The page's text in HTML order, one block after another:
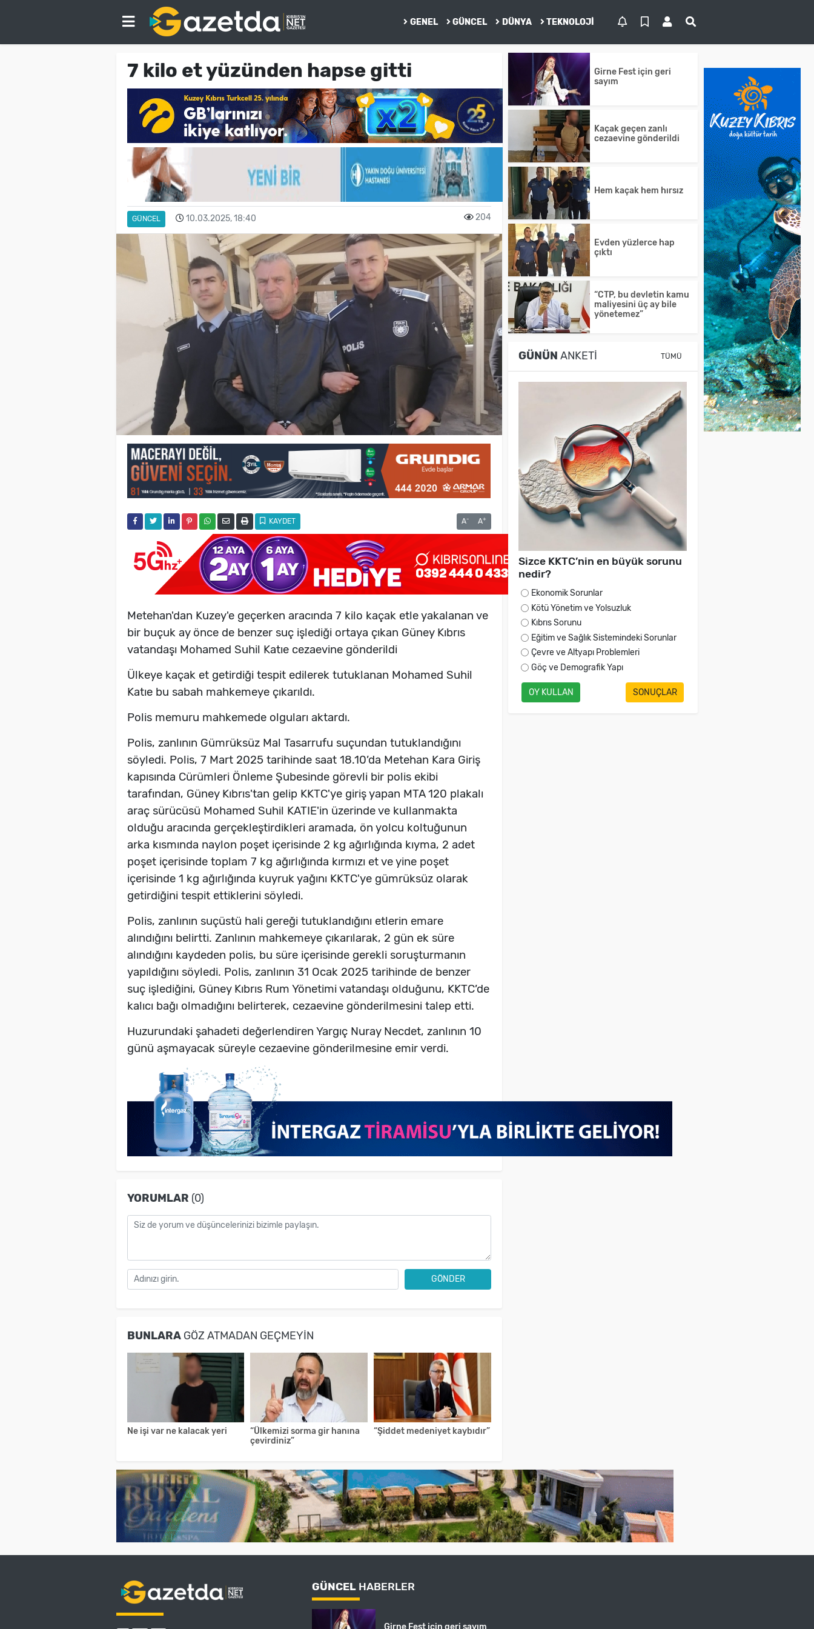
GENEL GÜNCEL DÜNYA TEKNOLOJI
7 kilo et yüzünden hapse gitti
GÜNCEL 10.03.2025, 18:40 204
KAYDET A- A+
Metehan'dan Kuzey'e geçerken aracında 7 kilo kaçak etle yakalanan ve
bir buçuk ay önce de benzer suç işlediği ortaya çıkan Güney Kıbrıs
vatandaşı Mohamed Suhil Katıe cezaevine gönderildi
Ülkeye kaçak et getirdiği tespit edilerek tutuklanan Mohamed Suhil
Katıe bu sabah mahkemeye çıkarıldı.
Polis memuru mahkemede olguları aktardı.
Polis, zanlının Gümrüksüz Mal Tasarrufu suçundan tutuklandığını
söyledi. Polis, 7 Mart 2025 tarihinde saat 18.10’da Metehan Kara Giriş
kapısında Cürümleri Önleme Şubesinde görevli bir polis ekibi
tarafından, Güney Kıbrıs'tan gelip KKTC'ye giriş yapan MTA 120 plakalı
araç sürücüsü Mohamed Suhil KATIE'in üzerinde ve kullanmakta
olduğu aracında gerçekleştirdikleri aramada, ön yolcu koltuğunun
arka kısmında naylon poşet içerisinde 2 kg ağırlığında kıyma, 2 adet
poşet içerisinde toplam 7 kg ağırlığında kırmızı et ve yine poşet
içerisinde 1 kg ağırlığında kuyruk yağını KKTC'ye gümrüksüz olarak
getirdiğini tespit ettiklerini söyledi.
Polis, zanlının suçüstü hali gereği tutuklandığını etlerin emare
alındığını belirtti. Zanlının mahkemeye çıkarılarak, 2 gün ek süre
alındığını kaydeden polis, bu süre içerisinde gerekli soruşturmanın
yapıldığını söyledi. Polis, zanlının 31 Ocak 2025 tarihinde de benzer
suç işlediğini, Güney Kıbrıs Rum Yönetimi vatandaşı olduğunu, KKTC’de
kalıcı bağı olmadığını belirterek, cezaevine gönderilmesini talep etti.
Huzurundaki şahadeti değerlendiren Yargıç Nuray Necdet, zanlının 10
günü aşmayacak süreyle cezaevine gönderilmesine emir verdi.
YORUMLAR (0)
GÖNDER
BUNLARAGÖZ ATMADAN GEÇMEYIN
Ne işi var ne kalacak yeri
“Ülkemizi sorma gir hanına
çevirdiniz”
“Şiddet medeniyet kaybıdır”
Girne Fest için geri
sayım
Kaçak geçen zanlı
cezaevine gönderildi
Hem kaçak hem hırsız
Evden yüzlerce hap
çıktı
“CTP, bu devletin kamu
maliyesini üç ay bile
yönetemez”
GÜNÜN ANKETI TÜMÜ
Sizce KKTC’nin en büyük sorunu
nedir?
Ekonomik Sorunlar
Kötü Yönetim ve Yolsuzluk
Kıbrıs Sorunu
Eğitim ve Sağlık Sistemindeki Sorunlar
Çevre ve Altyapı Problemleri
Göç ve Demografik Yapı
OY KULLAN SONUÇLAR
GÜNCEL HABERLER